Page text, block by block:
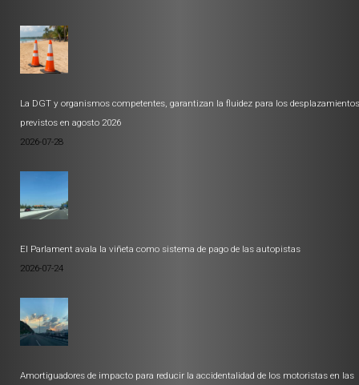
La DGT y organismos competentes, garantizan la fluidez para los desplazamientos
previstos en agosto 2026
2026-07-28
El Parlament avala la viñeta como sistema de pago de las autopistas
2026-07-24
Amortiguadores de impacto para reducir la accidentalidad de los motoristas en las